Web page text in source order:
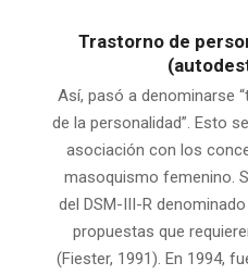
Trastorno de
Así, pasó a denominarse
de la personalidad”. Esto
asociación con los
masoquismo femenino.
del DSM-III-R
propuestas que
(Fiester, 1991). En 1994,